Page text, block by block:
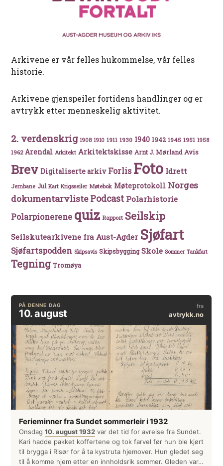
Arkivene er vår felles hukommelse, vår felles
historie.
Arkivene gjenspeiler fortidens handlinger og er
avtrykk etter menneskelig aktivitet.
2. verdenskrig 1908 1910 1911 1930 1940 1942 1945 1951 1958
1962 Arendal Arkitekt Arkitektskisse Arnt J. Mørland Avis
Brev Digitaliserte arkiv Forlis Foto Idrett
Jernbane Jul Kart Krigsseiler Møtebok Møteprotokoll Norges
dokumentarvlistePodcast Polarhistorie
Polarpionerene quiz Rapport Seilskip
Seilskutearkivene fra Aust-Agder Sjøfart
Sjøfartspodden Skipsavis Skipsbygging Skole Sommer Tankfart
Tegning Tromøya